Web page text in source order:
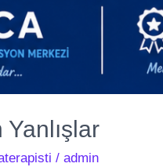
/admin